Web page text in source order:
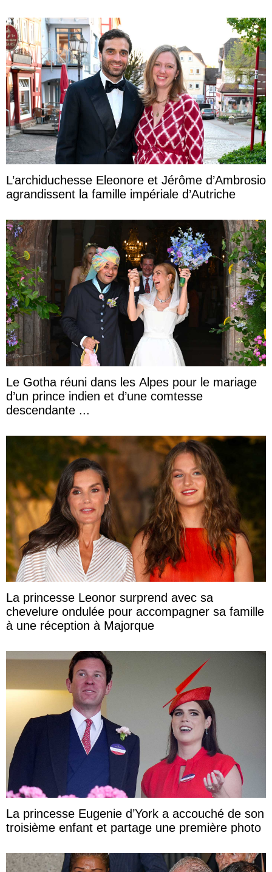
L’archiduchesse Eleonore et Jérôme d’Ambrosio
agrandissent la famille impériale d’Autriche
Le Gotha réuni dans les Alpes pour le mariage
d’un prince indien et d’une comtesse
descendante ...
La princesse Leonor surprend avec sa
chevelure ondulée pour accompagner sa famille
à une réception à Majorque
La princesse Eugenie d’York a accouché de son
troisième enfant et partage une première photo